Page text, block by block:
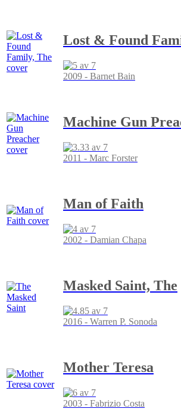
Lost & Found
2009 - Barnet Bain
Machine Gun
2011 - Marc Forster
Man of Faith
2002 - Damian Chapa
Masked Saint, The
2016 - Warren P. Sonoda
Mother Teresa
2003 - Fabrizio Costa